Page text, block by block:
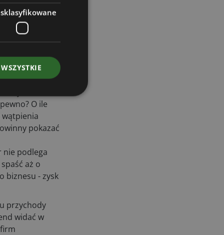
(przychody
mln zł w 2020
idzie w
O ile
wątpienia
pokazać
nie podlega
aż o
biznesu - zysk
przychody
widać w